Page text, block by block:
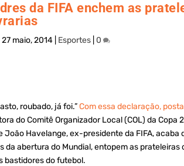
da FIFA enchem as
27 maio, 2014| Esportes| 0
roubado, já foi.”Com essa declaração,
do Comitê Organizador Local (COL) da Copa
João Havelange, ex-presidente da FIFA, acaba
abertura do Mundial, entopem as prateleiras
bastidores do futebol.